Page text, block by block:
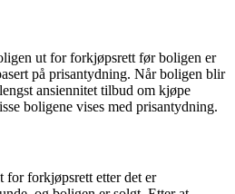
ut for forkjøpsrett før boligen er
på prisantydning. Når boligen blir
ansiennitet tilbud om kjøpe
boligene vises med prisantydning.
for forkjøpsrett etter det er